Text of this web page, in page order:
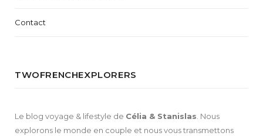
Contact
TWOFRENCHEXPLORERS
Le blog voyage & lifestyle de Célia & Stanislas . Nous
explorons le monde en couple et nous vous transmettons